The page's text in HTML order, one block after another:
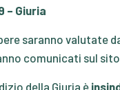
– Giuria
saranno valutate
comunicati sul
della Giuria è